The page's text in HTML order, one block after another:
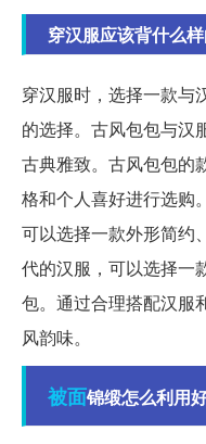
穿汉服应该背什么
穿汉服时，选择一款与
的选择。古风包包与汉
古典雅致。古风包包的
格和个人喜好进行选购
可以选择一款外形简约
代的汉服，可以选择一
包。通过合理搭配汉服
风韵味。
被面锦缎怎么利用